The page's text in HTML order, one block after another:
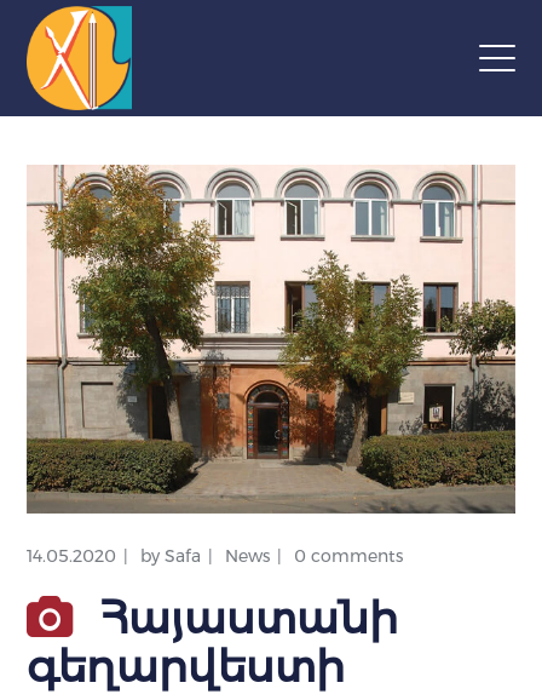
14.05.2020 bySafa News 0 comments
Հայաստանի
գեղարվեստի